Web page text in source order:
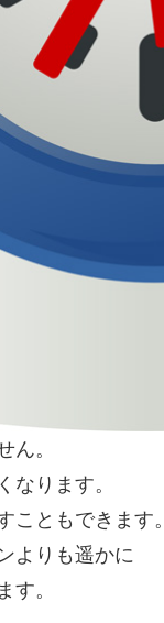
ん。
なります。
こともできます。
よりも遥かに
す。